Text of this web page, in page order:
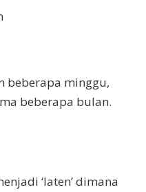
beberapa minggu,
beberapa bulan.
‘laten’ dimana